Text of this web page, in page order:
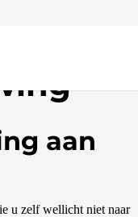
aan
u zelf wellicht niet naar